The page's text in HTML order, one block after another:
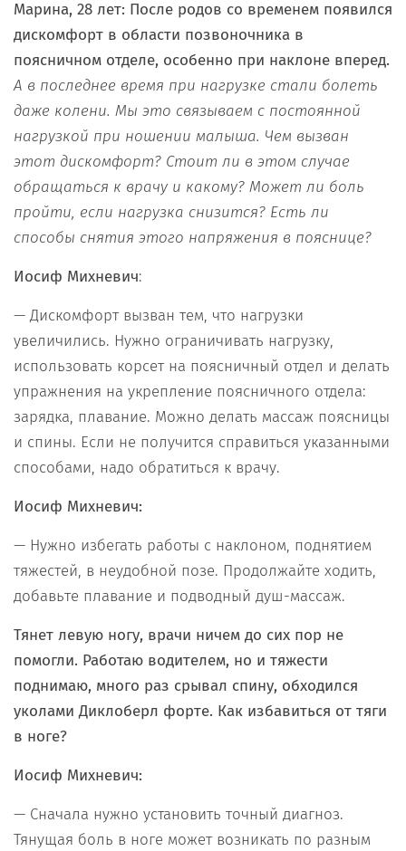
Марина, 28 лет: После родов со временем появился
дискомфорт в области позвоночника в
поясничном отделе, особенно при наклоне вперед.
А в последнее время при нагрузке стали болеть
даже колени. Мы это связываем с постоянной
нагрузкой при ношении малыша. Чем вызван
этот дискомфорт? Стоит ли в этом случае
обращаться к врачу и какому? Может ли боль
пройти, если нагрузка снизится? Есть ли
способы снятия этого напряжения в пояснице?
Иосиф Михневич:
— Дискомфорт вызван тем, что нагрузки
увеличились. Нужно ограничивать нагрузку,
использовать корсет на поясничный отдел и делать
упражнения на укрепление поясничного отдела:
зарядка, плавание. Можно делать массаж поясницы
и спины. Если не получится справиться указанными
способами, надо обратиться к врачу.
Иосиф Михневич:
— Нужно избегать работы с наклоном, поднятием
тяжестей, в неудобной позе. Продолжайте ходить,
добавьте плавание и подводный душ-массаж.
Тянет левую ногу, врачи ничем до сих пор не
помогли. Работаю водителем, но и тяжести
поднимаю, много раз срывал спину, обходился
уколами Диклоберл форте. Как избавиться от тяги
в ноге?
Иосиф Михневич:
— Сначала нужно установить точный диагноз.
Тянущая боль в ноге может возникать по разным